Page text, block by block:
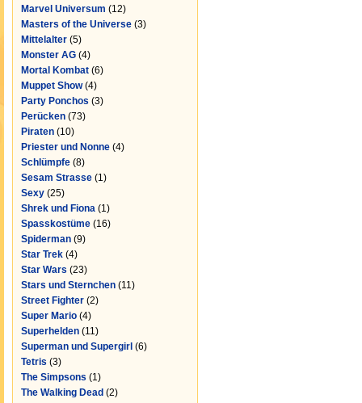
Marvel Universum (12)
Masters of the Universe (3)
Mittelalter (5)
Monster AG (4)
Mortal Kombat (6)
Muppet Show(4)
Party Ponchos (3)
Perücken (73)
Piraten (10)
Priester und Nonne (4)
Schlümpfe (8)
Sesam Strasse (1)
Sexy (25)
Shrek und Fiona (1)
Spasskostüme (16)
Spiderman (9)
Star Trek (4)
Star Wars (23)
Stars und Sternchen (11)
Street Fighter (2)
Super Mario (4)
Superhelden (11)
Superman und Supergirl (6)
Tetris (3)
The Simpsons (1)
The Walking Dead (2)